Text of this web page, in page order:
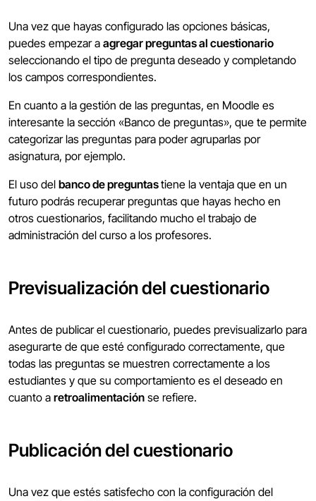
Una vez que hayas configurado las opciones básicas,
puedes empezar a agregar preguntas al cuestionario
seleccionando el tipo de pregunta deseado y completando
los campos correspondientes.
En cuanto a la gestión de las preguntas, en Moodle es
interesante la sección «Banco de preguntas», que te permite
categorizar las preguntas para poder agruparlas por
asignatura, por ejemplo.
El uso del banco de preguntastiene la ventaja que en un
futuro podrás recuperar preguntas que hayas hecho en
otros cuestionarios, facilitando mucho el trabajo de
administración del curso a los profesores.
Previsualización del cuestionario
Antes de publicar el cuestionario, puedes previsualizarlo para
asegurarte de que esté configurado correctamente, que
todas las preguntas se muestren correctamente a los
estudiantes y que su comportamiento es el deseado en
cuanto a retroalimentación se refiere.
Publicación del cuestionario
Una vez que estés satisfecho con la configuración del